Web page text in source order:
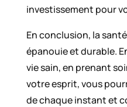
investissement pour
En conclusion, la
épanouie et durable.
vie sain, en prenant
votre esprit, vous
de chaque instant et